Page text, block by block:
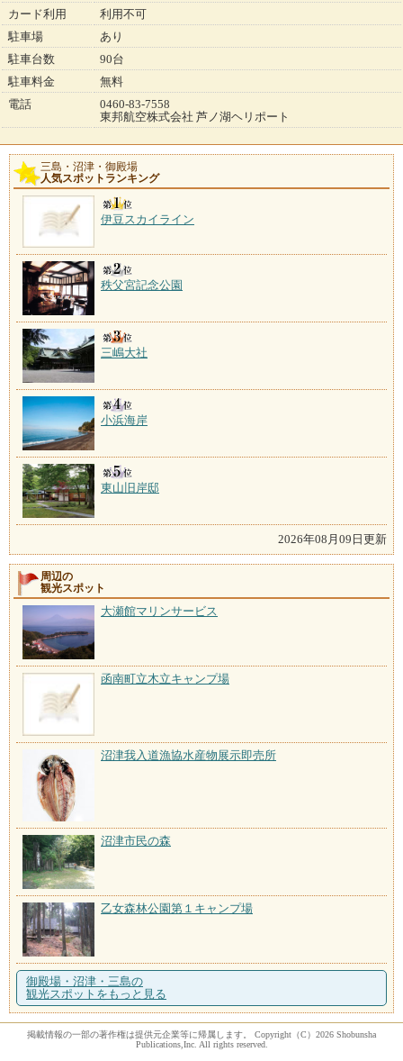
カード利用
利用不可
駐車場
あり
駐車台数
90台
駐車料金
無料
電話
0460-83-7558
東邦航空株式会社 芦ノ湖ヘリポート
三島・沼津・御殿場
人気スポットランキング
伊豆スカイライン
秩父宮記念公園
三嶋大社
小浜海岸
東山旧岸邸
2026年08月09日更新
周辺の
観光スポット
大瀬館マリンサービス
函南町立木立キャンプ場
沼津我入道漁協水産物展示即売所
沼津市民の森
乙女森林公園第１キャンプ場
御殿場・沼津・三島の
観光スポットをもっと見る
掲載情報の一部の著作権は提供元企業等に帰属します。 Copyright（C）2026 Shobunsha
Publications,Inc. All rights reserved.